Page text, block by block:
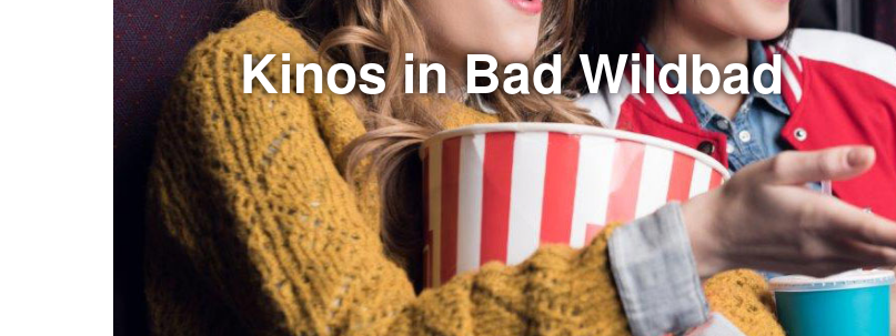
Kinos in Bad Wildbad